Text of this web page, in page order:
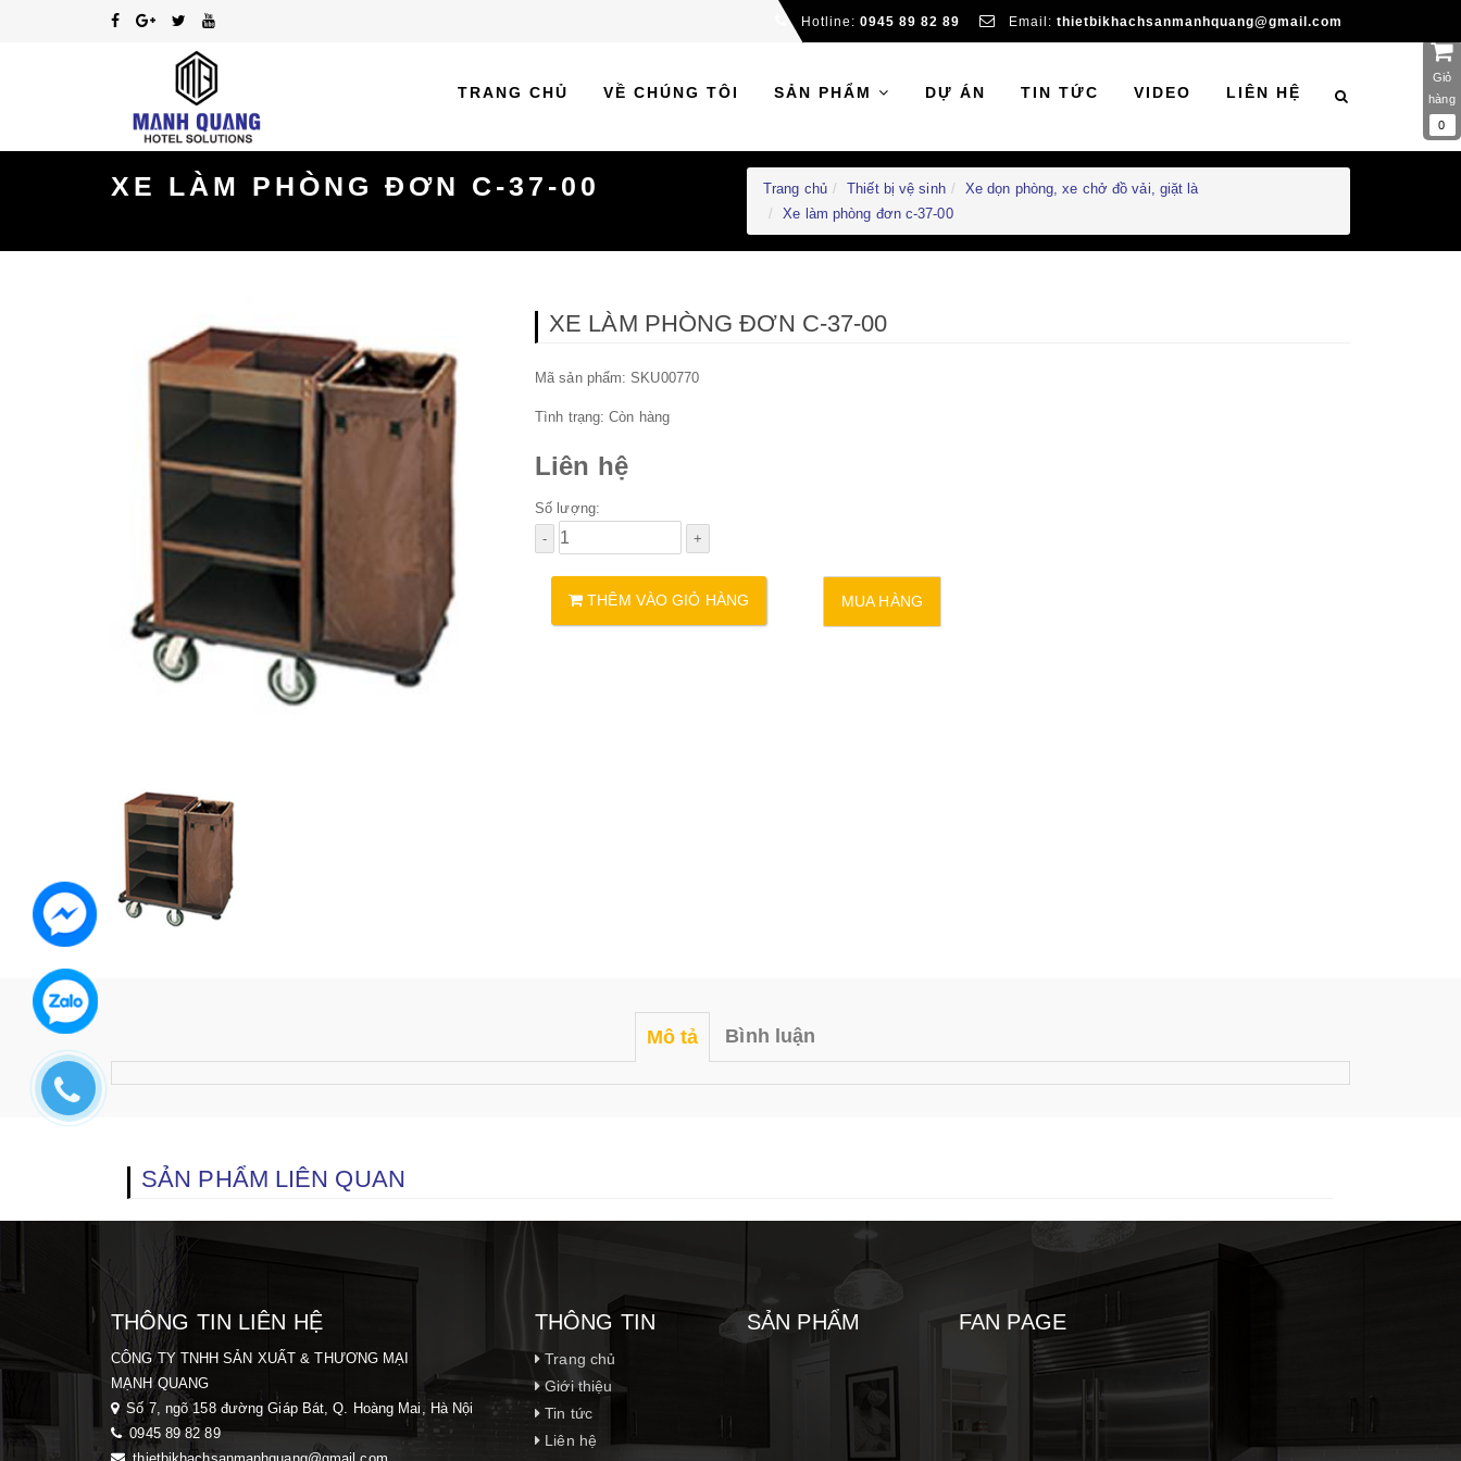
Hotline: 0945 89 82 89 Email: thietbikhachsanmanhquang@gmail.com
TRANG CHỦ VỀ CHÚNG TÔI SẢN PHẨM DỰ ÁN TIN TỨC VIDEO LIÊN HỆ
Giỏ
hàng
0
XE LÀM PHÒNG ĐƠN C-37-00 Trang chủ Thiết bị vệ sinh
Xe dọn phòng, xe chở đồ vải, giặt là
Xe làm phòng đơn c-37-00
XE LÀM PHÒNG ĐƠN C-37-00
Mã sản phẩm: SKU00770
Tình trạng:Còn hàng
Liên hệ
Số lượng:
THÊM VÀO GIỎ HÀNG
Mô tả Bình luận
SẢN PHẨM LIÊN QUAN
THÔNG TIN LIÊN HỆ
CÔNG TY TNHH SẢN XUẤT & THƯƠNG MẠI
MẠNH QUANG
Số 7, ngõ 158 đường Giáp Bát, Q. Hoàng Mai, Hà Nội
0945 89 82 89
THÔNG TIN
Trang chủ
Giới thiệu
Tin tức
Liên hệ
SẢN PHẨM FAN PAGE